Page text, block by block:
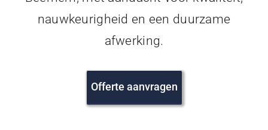
nauwkeurigheid en een duurzame
afwerking.
Offerte aanvragen